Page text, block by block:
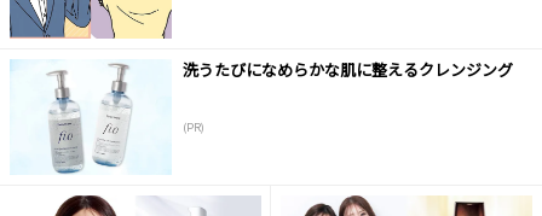
洗うたびになめらかな肌に整えるクレンジング
(PR)